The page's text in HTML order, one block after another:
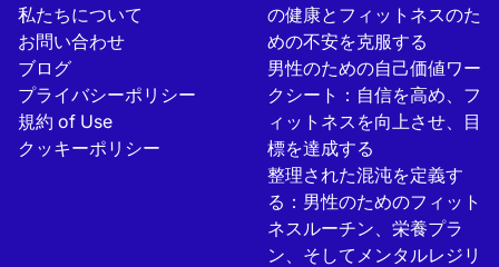
私たちについて
お問い合わせ
ブログ
プライバシーポリシー
規約 of Use
クッキーポリシー
の健康とフィットネスのた
めの不安を克服する
男性のための自己価値ワー
クシート：自信を高め、フ
ィットネスを向上させ、目
標を達成する
整理された混沌を定義す
る：男性のためのフィット
ネスルーチン、栄養プラ
ン、そしてメンタルレジリ